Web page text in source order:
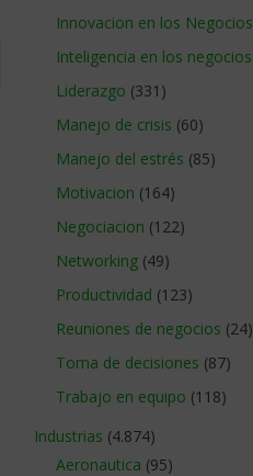
Innovacion en los Negocios
Inteligencia en los negocios
Liderazgo (331)
Manejo de crisis (60)
Manejo del estrés (85)
Motivacion (164)
Negociacion (122)
Networking (49)
Productividad (123)
Reuniones de negocios (24)
Toma de decisiones (87)
Trabajo en equipo (118)
Industrias (4.874)
Aeronautica (95)